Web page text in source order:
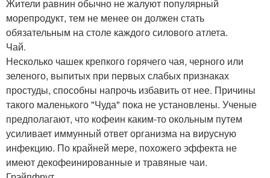
Жители равнин обычно не жалуют популярный
морепродукт, тем не менее он должен стать
обязательным на столе каждого силового атлета.
Чай.
Несколько чашек крепкого горячего чая, черного или
зеленого, выпитых при первых слабых признаках
простуды, способны напрочь избавить от нее. Причины
такого маленького "Чуда" пока не установлены. Ученые
предполагают, что кофеин каким-то окольным путем
усиливает иммунный ответ организма на вирусную
инфекцию. По крайней мере, похожего эффекта не
имеют декофеинированные и травяные чаи.